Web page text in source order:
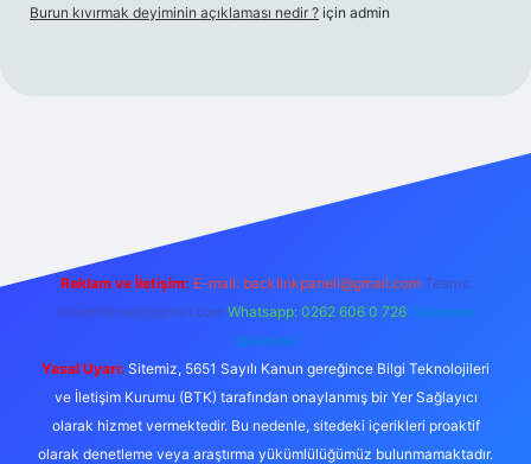
Burun kıvırmak deyiminin açıklaması nedir ? için admin
Reklam ve İletişim: E-mail: backlinkpaneli@gmail.com Teams:
forumhizmeti@gmail.com Whatsapp: 0262 606 0 726 Telegram:
@karabul
Yasal Uyarı: Sitemiz, 5651 Sayılı Kanun gereğince Bilgi Teknolojileri
ve İletişim Kurumu (BTK) tarafından onaylanmış bir Yer Sağlayıcı
olarak hizmet vermektedir. Bu nedenle, sitedeki içerikleri proaktif
olarak denetleme veya araştırma yükümlülüğümüz bulunmamaktadır.